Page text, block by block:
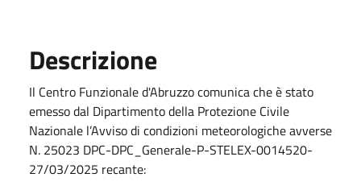
Descrizione
Il Centro Funzionale d'Abruzzo comunica che è stato
emesso dal Dipartimento della Protezione Civile
Nazionale l’Avviso di condizioni meteorologiche avverse
N. 25023 DPC-DPC_Generale-P-STELEX-0014520-
27/03/2025 recante: